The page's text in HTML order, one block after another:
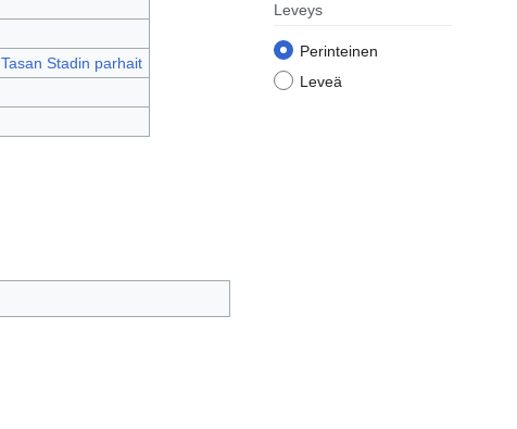
Leveys
Perinteinen
Leveä
Tasan Stadin parhait